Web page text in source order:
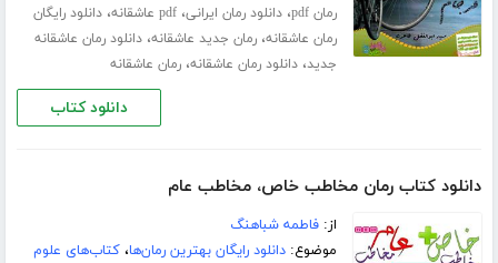
رمان pdf ،دانلود رمان ایرانی،pdf عاشقانه ،دانلود رایگان
رمان عاشقانه،رمان جدید عاشقانه،دانلود رمان عاشقانه
جدید،دانلود رمان عاشقانه،رمان عاشقانه
دانلود کتاب
دانلود کتاب رمان مخاطب خاص، مخاطب عام
از:فاطمه شباهنگ
موضوع:دانلود رایگان بهترین رمان‌ها،کتاب‌های علوم